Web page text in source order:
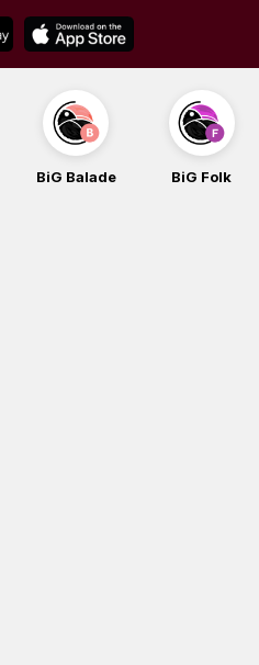
BiG Balade BiG Folk